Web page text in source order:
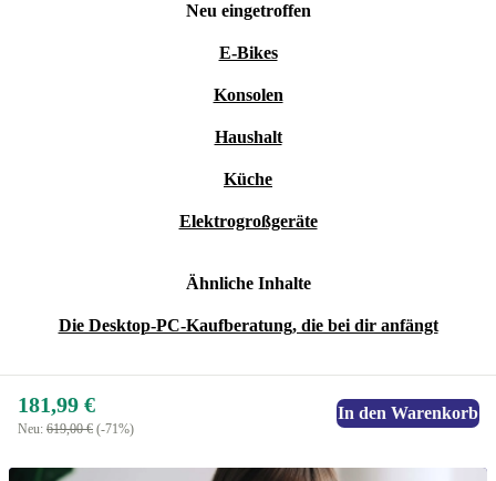
Neu eingetroffen
E-Bikes
Konsolen
Haushalt
Küche
Elektrogroßgeräte
Ähnliche Inhalte
Die Desktop-PC-Kaufberatung, die bei dir anfängt
181,99 €
Neu: 619,00 € (-71%)
In den Warenkorb